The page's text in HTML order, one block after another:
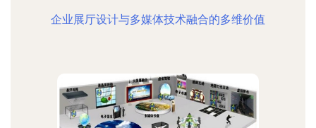
企业展厅设计与多媒体技术融合的多维价值